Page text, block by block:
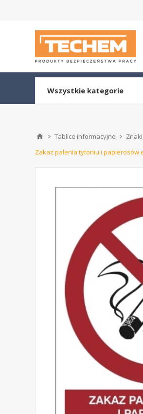
Wszystkie kategorie
Tablice informacyjne
Zakaz palenia tytoniu i papierosów